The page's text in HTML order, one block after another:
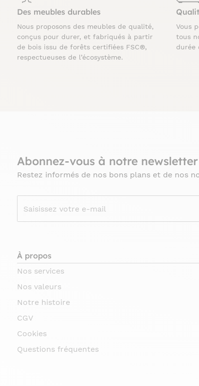
Des meubles durables
Nous proposons des meubles de qualité,
conçus pour durer, et fabriqués à partir
de bois issu de forêts certifiées FSC®,
respectueuses de l’écosystème.
Vous
tous
durée
Abonnez-vous à notre newsletter
Restez informés de nos bons plans et de nos
À propos
Nos services
Nos valeurs
Notre histoire
CGV
Cookies
Questions fréquentes